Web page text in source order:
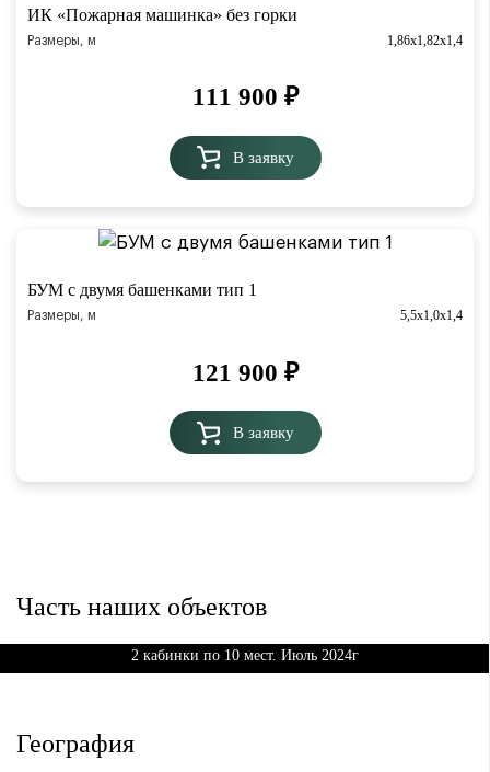
ИК «Пожарная машинка» без горки
Размеры, м 1,86х1,82х1,4
111 900 ₽
В заявку
БУМ с двумя башенками тип 1
Размеры, м 5,5х1,0х1,4
121 900 ₽
В заявку
Часть наших объектов
Произвели и поставили Трибуны Сборно-разборные
2 кабинки по 10 мест. Июль 2024г
География